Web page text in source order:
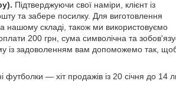
Підтверджуючи свої наміри, клієнт із
та забере посилку. Для виготовлення
нашому складі, також ми використовуємо
200 грн, сума символічна та
із задоволенням вам допоможемо так,
— хіт продажів із 20 січня до 14